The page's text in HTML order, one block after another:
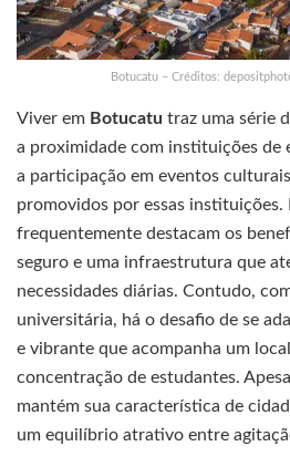
Botucatu – Créditos:
Viver em Botucatu traz uma série
a proximidade com instituições de
a participação em eventos
promovidos por essas instituições.
frequentemente destacam os
seguro e uma infraestrutura que
necessidades diárias. Contudo,
universitária, há o desafio de se
e vibrante que acompanha um
concentração de estudantes.
mantém sua característica de
um equilíbrio atrativo entre